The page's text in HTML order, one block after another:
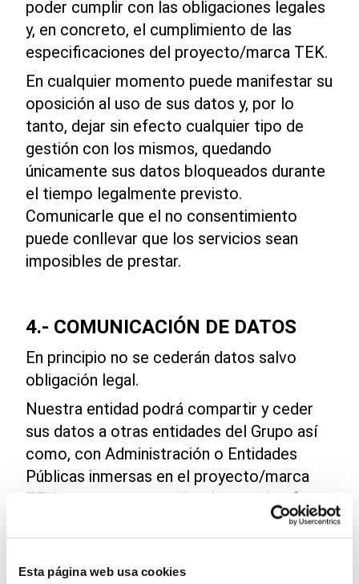
Esta página web usa cookies
poder cumplir con las obligaciones legales
y, en concreto, el cumplimiento de las
especificaciones del proyecto/marca TEK.
En cualquier momento puede manifestar su
oposición al uso de sus datos y, por lo
tanto, dejar sin efecto cualquier tipo de
gestión con los mismos, quedando
únicamente sus datos bloqueados durante
el tiempo legalmente previsto.
Comunicarle que el no consentimiento
puede conllevar que los servicios sean
imposibles de prestar.
4.- COMUNICACIÓN DE DATOS
En principio no se cederán datos salvo
obligación legal.
Nuestra entidad podrá compartir y ceder
sus datos a otras entidades del Grupo así
como, con Administración o Entidades
Públicas inmersas en el proyecto/marca
TEK, para que sean utilizadas con los fines
que se detallan en el apartado 2 de esta
política de privacidad.
También podremos compartir sus datos